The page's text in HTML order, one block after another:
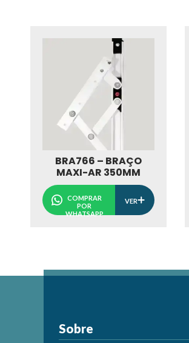
BRA766 – BRAÇO
MAXI-AR 350MM
COMPRAR
POR
WHATSAPP
VER
Sobre